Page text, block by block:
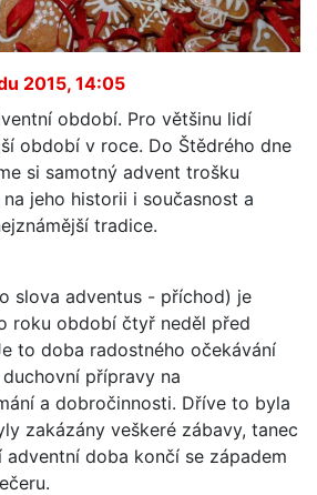
2015, 14:05
období. Pro většinu lidí
období v roce. Do Štědrého dne
si samotný advent trošku
jeho historii i současnost a
tradice.
slova adventus - příchod) je
roku období čtyř neděl před
to doba radostného očekávání
přípravy na
a dobročinnosti. Dříve to byla
zakázány veškeré zábavy, tanec
doba končí se západem